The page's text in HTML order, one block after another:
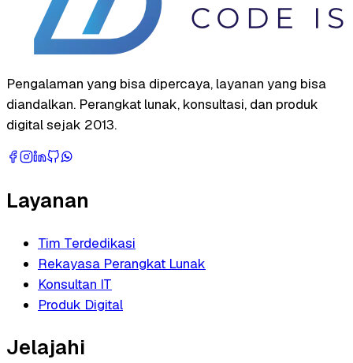
Pengalaman yang bisa dipercaya, layanan yang bisa
diandalkan. Perangkat lunak, konsultasi, dan produk
digital sejak 2013.
Layanan
Tim Terdedikasi
Rekayasa Perangkat Lunak
Konsultan IT
Produk Digital
Jelajahi